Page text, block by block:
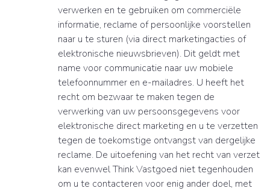
verwerken en te gebruiken om commerciële
informatie, reclame of persoonlijke voorstellen
naar u te sturen (via direct marketingacties of
elektronische nieuwsbrieven). Dit geldt met
name voor communicatie naar uw mobiele
telefoonnummer en e-mailadres. U heeft het
recht om bezwaar te maken tegen de
verwerking van uw persoonsgegevens voor
elektronische direct marketing en u te verzetten
tegen de toekomstige ontvangst van dergelijke
reclame. De uitoefening van het recht van verzet
kan evenwel Think Vastgoed niet tegenhouden
om u te contacteren voor enig ander doel, met